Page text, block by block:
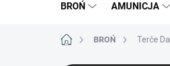
BROŃ AMUNICJA
Home BROŃ Terče